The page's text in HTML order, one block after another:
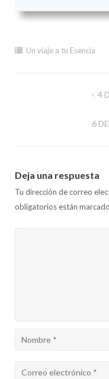
Un viaje a tu Esencia
4
6
Deja una respuesta
Tu dirección de correo
obligatorios están